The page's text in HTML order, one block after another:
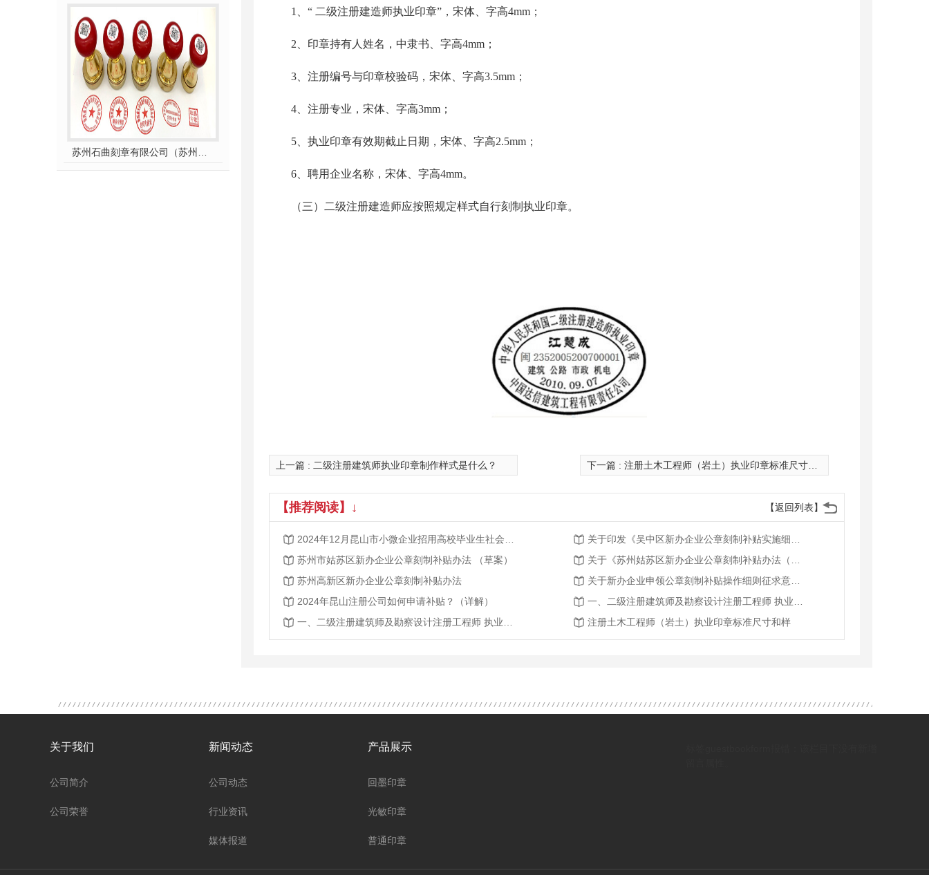
1、“ 二级注册建造师执业印章”，宋体、字高4mm；
2、印章持有人姓名，中隶书、字高4mm；
3、注册编号与印章校验码，宋体、字高3.5mm；
4、注册专业，宋体、字高3mm；
5、执业印章有效期截止日期，宋体、字高2.5mm；
6、聘用企业名称，宋体、字高4mm。
（三）二级注册建造师应按照规定样式自行刻制执业印章。
上一篇 : 二级注册建筑师执业印章制作样式是什么？ 下一篇 : 注册土木工程师（岩土）执业印章标准尺寸和样
【返回列表】
【推荐阅读】↓
2024年12月昆山市小微企业招用高校毕业生社会保险补贴公示
关于印发《吴中区新办企业公章刻制补贴实施细则》的通知
苏州市姑苏区新办企业公章刻制补贴办法 （草案）
关于《苏州姑苏区新办企业公章刻制补贴办法（草案）》的公示
苏州高新区新办企业公章刻制补贴办法
关于新办企业申领公章刻制补贴操作细则征求意见的结果公示
2024年昆山注册公司如何申请补贴？（详解）
一、二级注册建筑师及勘察设计注册工程师 执业印章制作样式
一、二级注册建筑师及勘察设计注册工程师 执业印章制作样式
注册土木工程师（岩土）执业印章标准尺寸和样
关于我们
公司简介
公司荣誉
新闻动态
公司动态
行业资讯
媒体报道
产品展示
回墨印章
光敏印章
普通印章